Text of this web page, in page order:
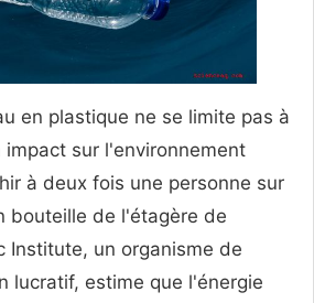
en plastique ne se limite pas à
sur l'environnement
à deux fois une personne sur
bouteille de l'étagère de
Institute, un organisme de
lucratif, estime que l'énergie